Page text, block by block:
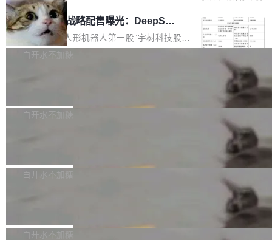
家基线 95.4%。 不是又一个 coding agent 包装
器 Prime Agent 的架构和市面上大多数 coding
agent 有本质区别。大多数 agent harness 的设
计是基于早期模型的能力—...
是项目级别的官方立场，目前由五个团队采纳，
但它可能是主流开源项目中关于 AI 辅助贡献最
细致的一份规则。 政策的核心只有一句话：LLM
可以用来分析、提炼、审阅、建议，但不能用来
不得生成涉及安全性的关键变更，除非作者本身
宇树科技 IPO 战略配售曝光：DeepSe
ek 获配 93.3 万股，锁定 36 个月
8月6日晚间，“人形机器人第一股”宇树科技股份
有限公司披露IPO发行价格及战略配售结果，杭
36个月。 公告显示，本次宇树科技战略配售对
员工参与设立的专项资产管理计划。其中，Dee
获配9...
白开水不加糖
Bug fixes and enhancements 修复多次传递同
一个回归问题，该问题导致拉取镜像时会拒绝包
题，该问题可能导致在旧版 Linux 内核...
白开水不加糖
e 孵化器项目管理委员会（IPMC）投票中获得
P）！这一里程碑不仅标志着 Fluss 迈入新的发
白开水不加糖
长期停止内容更新，未能实现其作为“AI版维基百
白开水不加糖